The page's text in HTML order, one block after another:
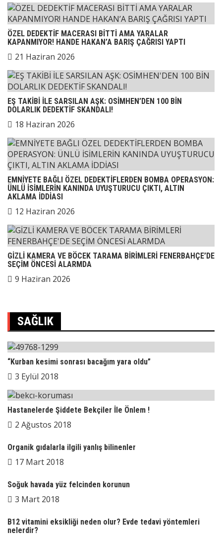
ÖZEL DEDEKTİF MACERASI BİTTİ AMA YARALAR
KAPANMIYOR! HANDE HAKAN’A BARIŞ ÇAĞRISI YAPTI
21 Haziran 2026
EŞ TAKİBİ İLE SARSILAN AŞK: OSİMHEN’DEN 100 BİN
DOLARLIK DEDEKTİF SKANDALI!
18 Haziran 2026
EMNİYETE BAĞLI ÖZEL DEDEKTİFLERDEN BOMBA OPERASYON:
ÜNLÜ İSİMLERİN KANINDA UYUŞTURUCU ÇIKTI, ALTIN
AKLAMA İDDİASI
12 Haziran 2026
GİZLİ KAMERA VE BÖCEK TARAMA BİRİMLERİ FENERBAHÇE’DE
SEÇİM ÖNCESİ ALARMDA
9 Haziran 2026
SAĞLIK
“Kurban kesimi sonrası bacağım yara oldu”
3 Eylül 2018
Hastanelerde Şiddete Bekçiler İle Önlem !
2 Ağustos 2018
Organik gıdalarla ilgili yanlış bilinenler
17 Mart 2018
Soğuk havada yüz felcinden korunun
3 Mart 2018
B12 vitamini eksikliği neden olur? Evde tedavi yöntemleri
nelerdir?